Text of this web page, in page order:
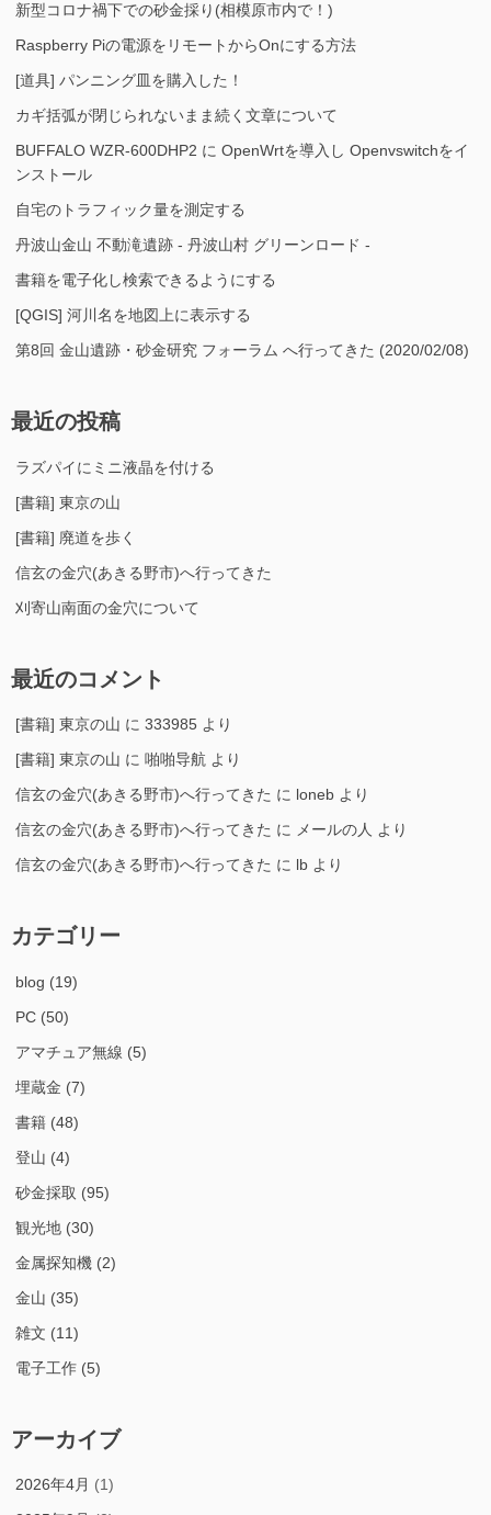
新型コロナ禍下での砂金採り(相模原市内で！)
Raspberry Piの電源をリモートからOnにする方法
[道具] パンニング皿を購入した！
カギ括弧が閉じられないまま続く文章について
BUFFALO WZR-600DHP2 に OpenWrtを導入し Openvswitchをイ
ンストール
自宅のトラフィック量を測定する
丹波山金山 不動滝遺跡 - 丹波山村 グリーンロード -
書籍を電子化し検索できるようにする
[QGIS] 河川名を地図上に表示する
第8回 金山遺跡・砂金研究 フォーラム へ行ってきた (2020/02/08)
最近の投稿
ラズパイにミニ液晶を付ける
[書籍] 東京の山
[書籍] 廃道を歩く
信玄の金穴(あきる野市)へ行ってきた
刈寄山南面の金穴について
最近のコメント
[書籍] 東京の山 に 333985 より
[書籍] 東京の山 に 啪啪导航 より
信玄の金穴(あきる野市)へ行ってきた に loneb より
信玄の金穴(あきる野市)へ行ってきた に メールの人 より
信玄の金穴(あきる野市)へ行ってきた に lb より
カテゴリー
blog (19)
PC (50)
アマチュア無線 (5)
埋蔵金 (7)
書籍 (48)
登山 (4)
砂金採取 (95)
観光地 (30)
金属探知機 (2)
金山 (35)
雑文 (11)
電子工作 (5)
アーカイブ
2026年4月 (1)